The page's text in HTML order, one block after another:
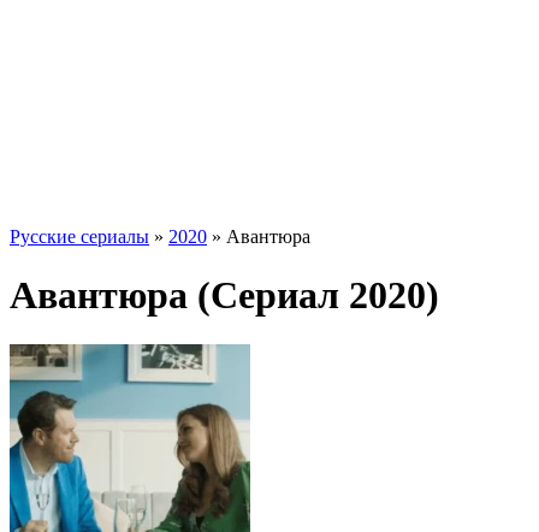
Русские сериалы » 2020 » Авантюра
Авантюра (Сериал 2020)